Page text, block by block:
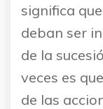
significa
deban ser
de la
veces es
de las